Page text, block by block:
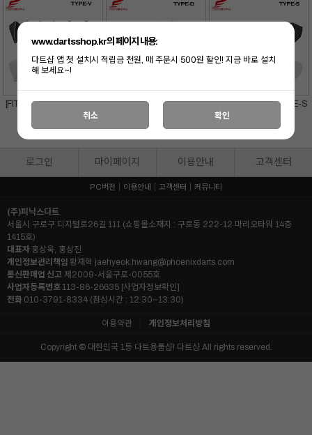
[FIT FLIGHT PRO] TYPE-V
29 8,600원
[FIT FLIGHT PRO] TYPE-D
% 8,600원
[FIT FLIGHT PRO] TYPE-S
8,600원
로그인 마이페이지 이용안내 고객센터
PC버전 이용안내 고객센터 커뮤니티
(주)피닉스다트
서울시 구로구 디지털로26길 111 (쇼핑몰소재지 : 구로동 222-12 마리오타워 14층
1415호)
대표자 홍상욱, 홍상진
개인정보관리책임 황재혁 jaehyeok.hwang@phoenixdarts.com
통신판매업 신고 제2009-서울구로-0055호
사업자등록번호 113-86-26635 [사업자정보확인]
전화 010-3791-8334 (점심시간 : 12:30~13:30)
이용약관 개인정보처리방침
Copyright © 대한민국 1등 다트용품샵! 다트샵 All rights reserved.
www.dartsshop.kr의 페이지 내용:
다트샵 앱 첫 설치시 적립금 천원, 매 주문시 500원 할인! 지금 바로 설치
해 보세요~!
취소 확인